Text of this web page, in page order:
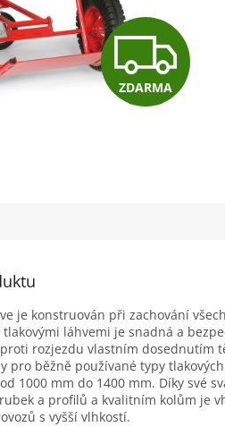
Z
D
M
A
ZDARMA
je konstruován při zachování
láhvemi je snadná a
rozjezdu vlastním dosednutím
pro běžně používané typy
1000 mm do 1400 mm. Díky své
a profilů a kvalitním kolům je
s vyšší vlhkostí.